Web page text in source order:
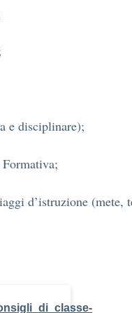
e disciplinare);
d’istruzione (mete,